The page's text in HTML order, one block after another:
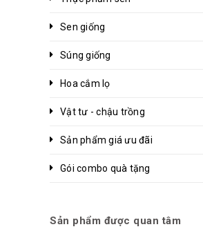
Sen giống
Súng giống
Hoa cắm lọ
Vật tư - chậu trồng
Sản phẩm giá ưu đãi
Gói combo quà tặng
Sản phẩm được quan tâm